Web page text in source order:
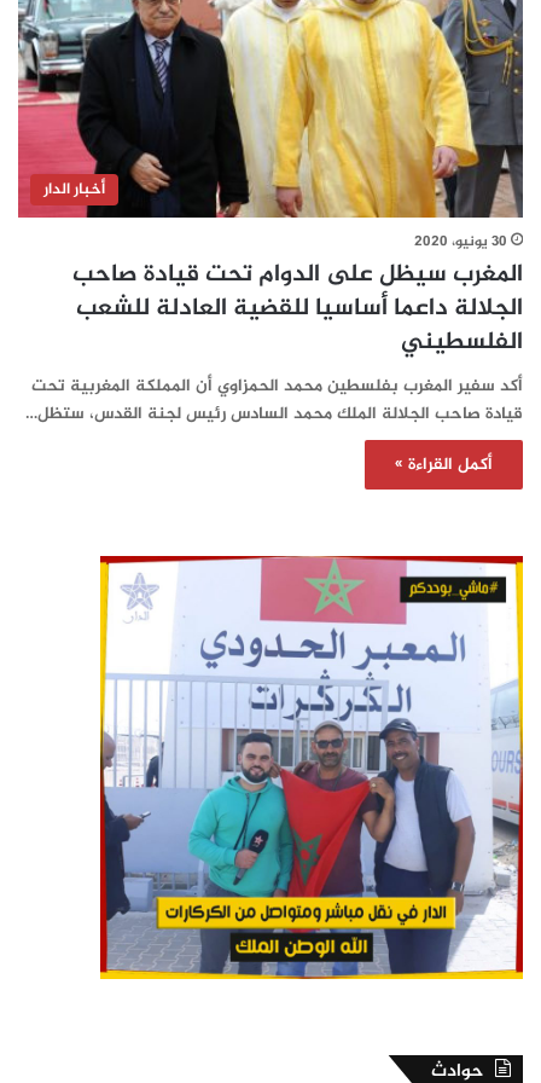
أخبار الدار
30 يونيو، 2020
المغرب سيظل على الدوام تحت قيادة صاحب
الجلالة داعما أساسيا للقضية العادلة للشعب
الفلسطيني
أكد سفير المغرب بفلسطين محمد الحمزاوي أن المملكة المغربية تحت
قيادة صاحب الجلالة الملك محمد السادس رئيس لجنة القدس، ستظل…
أكمل القراءة »
حوادث